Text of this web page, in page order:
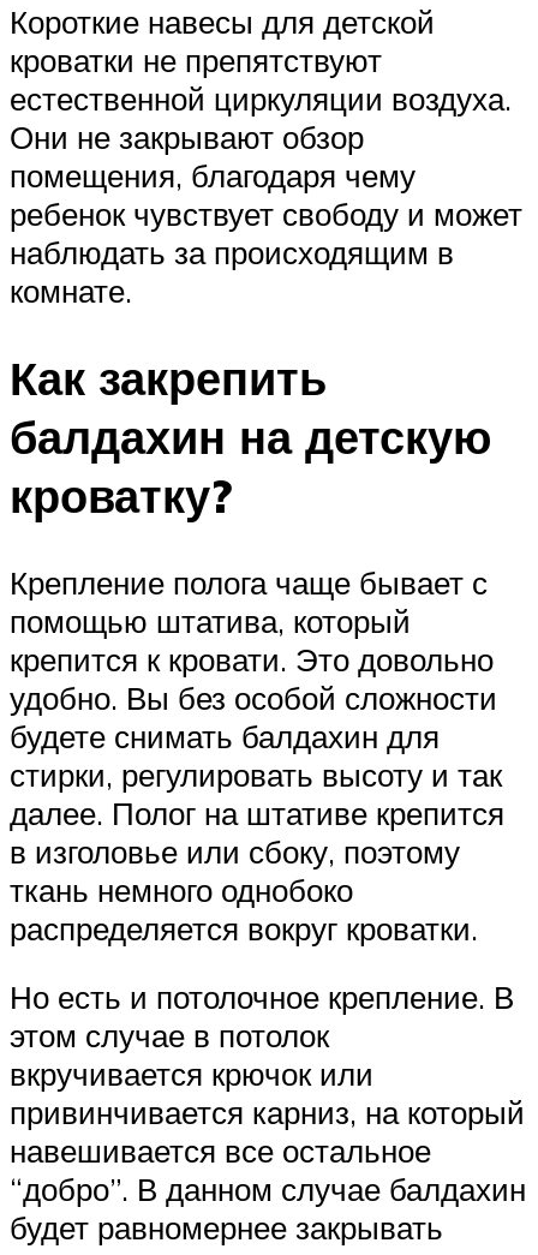
Короткие навесы для детской
кроватки не препятствуют
естественной циркуляции воздуха.
Они не закрывают обзор
помещения, благодаря чему
ребенок чувствует свободу и может
наблюдать за происходящим в
комнате.
Как закрепить
балдахин на детскую
кроватку?
Крепление полога чаще бывает с
помощью штатива, который
крепится к кровати. Это довольно
удобно. Вы без особой сложности
будете снимать балдахин для
стирки, регулировать высоту и так
далее. Полог на штативе крепится
в изголовье или сбоку, поэтому
ткань немного однобоко
распределяется вокруг кроватки.
Но есть и потолочное крепление. В
этом случае в потолок
вкручивается крючок или
привинчивается карниз, на который
навешивается все остальное
“добро”. В данном случае балдахин
будет равномернее закрывать